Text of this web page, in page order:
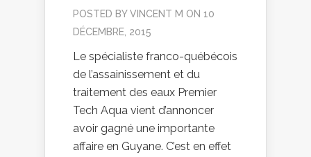
POSTED BYVINCENT M ON 10
DÉCEMBRE, 2015
Le spécialiste franco-québécois
de l’assainissement et du
traitement des eaux Premier
Tech Aqua vient d’annoncer
avoir gagné une importante
affaire en Guyane. C’est en effet